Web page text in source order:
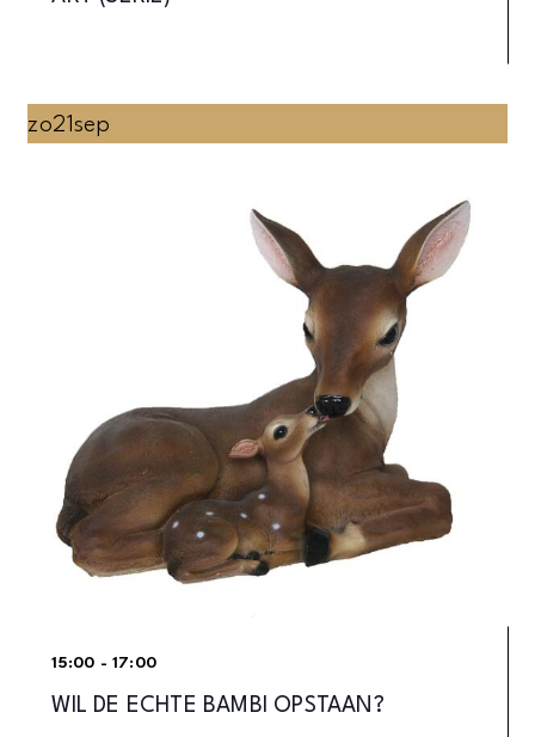
zo21sep
WIL DE ECHTE BAMBI OPSTAAN?
15:00 - 17:00